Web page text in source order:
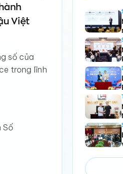
Việt
số của
trong lĩnh
Số